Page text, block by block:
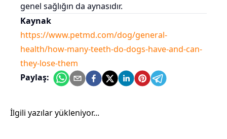
genel sağlığın da aynasıdır.
Kaynak
https://www.petmd.com/dog/general-
health/how-many-teeth-do-dogs-have-and-can-
they-lose-them
Paylaş:
İlgili yazılar yükleniyor...